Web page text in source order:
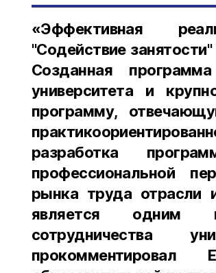
«Эффективная
"Содействие
Созданная
университета и
программу,
разработка
профессиональной
рынка труда отрасли
является одним
сотрудничества